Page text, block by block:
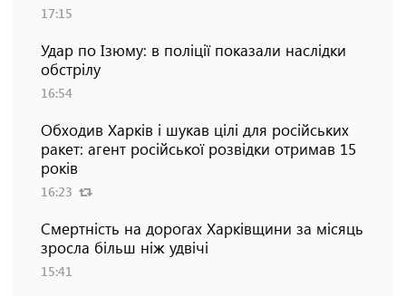
17:15
Удар по Ізюму: в поліції показали наслідки
обстрілу
16:54
Обходив Харків і шукав цілі для російських
ракет: агент російської розвідки отримав 15
років
16:23
Смертність на дорогах Харківщини за місяць
зросла більш ніж удвічі
15:41